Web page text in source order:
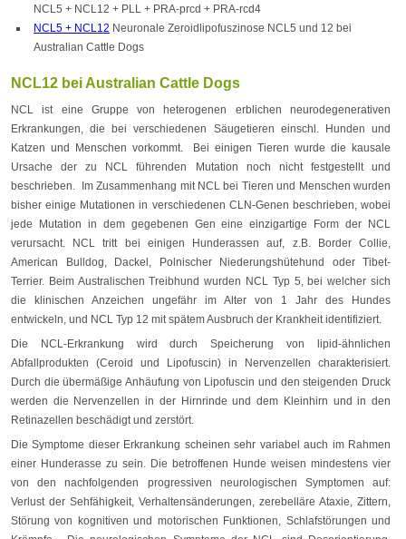
NCL5 + NCL12 + PLL + PRA-prcd + PRA-rcd4
NCL5 + NCL12 Neuronale Zeroidlipofuszinose NCL5 und 12 bei
Australian Cattle Dogs
NCL12 bei Australian Cattle Dogs
NCL ist eine Gruppe von heterogenen erblichen neurodegenerativen
Erkrankungen, die bei verschiedenen Säugetieren einschl. Hunden und
Katzen und Menschen vorkommt. Bei einigen Tieren wurde die kausale
Ursache der zu NCL führenden Mutation noch nicht festgestellt und
beschrieben. Im Zusammenhang mit NCL bei Tieren und Menschen wurden
bisher einige Mutationen in verschiedenen CLN-Genen beschrieben, wobei
jede Mutation in dem gegebenen Gen eine einzigartige Form der NCL
verursacht. NCL tritt bei einigen Hunderassen auf, z.B. Border Collie,
American Bulldog, Dackel, Polnischer Niederungshütehund oder Tibet-
Terrier. Beim Australischen Treibhund wurden NCL Typ 5, bei welcher sich
die klinischen Anzeichen ungefähr im Alter von 1 Jahr des Hundes
entwickeln, und NCL Typ 12 mit spätem Ausbruch der Krankheit identifiziert.
Die NCL-Erkrankung wird durch Speicherung von lipid-ähnlichen
Abfallprodukten (Ceroid und Lipofuscin) in Nervenzellen charakterisiert.
Durch die übermäßige Anhäufung von Lipofuscin und den steigenden Druck
werden die Nervenzellen in der Hirnrinde und dem Kleinhirn und in den
Retinazellen beschädigt und zerstört.
Die Symptome dieser Erkrankung scheinen sehr variabel auch im Rahmen
einer Hunderasse zu sein. Die betroffenen Hunde weisen mindestens vier
von den nachfolgenden progressiven neurologischen Symptomen auf:
Verlust der Sehfähigkeit, Verhaltensänderungen, zerebelläre Ataxie, Zittern,
Störung von kognitiven und motorischen Funktionen, Schlafstörungen und